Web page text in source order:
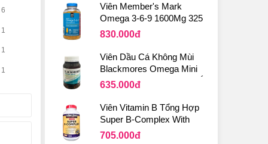
6
1
1
1
Viên Member's Mark
Omega 3-6-9 1600Mg 325
Viên
830.000đ
Viên Dầu Cá Không Mùi
Blackmores Omega Mini
Double Concentrate Của Úc
635.000đ
Viên Vitamin B Tổng Hợp
Super B-Complex With
Electrolytes Kirkland 500
705.000đ